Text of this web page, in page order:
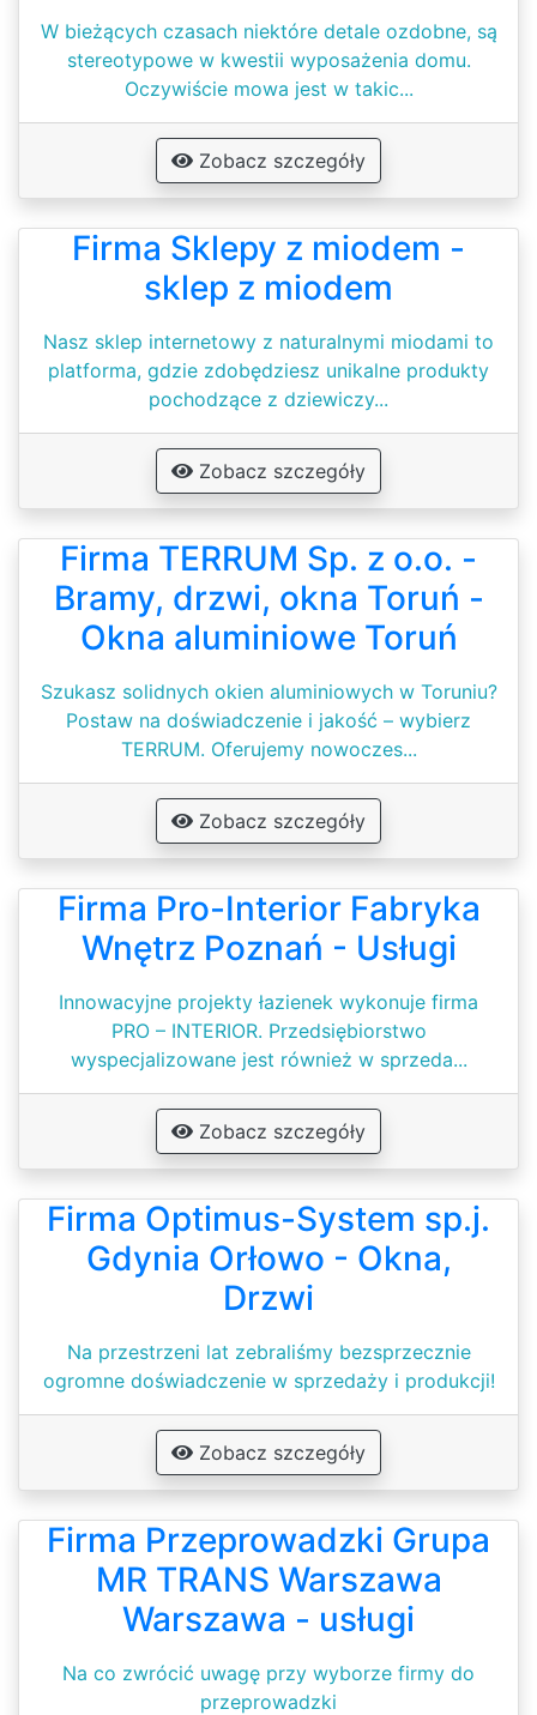
W bieżących czasach niektóre detale ozdobne, są
stereotypowe w kwestii wyposażenia domu.
Oczywiście mowa jest w takic...
Zobacz szczegóły
Firma Sklepy z miodem -
sklep z miodem
Nasz sklep internetowy z naturalnymi miodami to
platforma, gdzie zdobędziesz unikalne produkty
pochodzące z dziewiczy...
Zobacz szczegóły
Firma TERRUM Sp. z o.o. -
Bramy, drzwi, okna Toruń -
Okna aluminiowe Toruń
Szukasz solidnych okien aluminiowych w Toruniu?
Postaw na doświadczenie i jakość – wybierz
TERRUM. Oferujemy nowoczes...
Zobacz szczegóły
Firma Pro-Interior Fabryka
Wnętrz Poznań - Usługi
Innowacyjne projekty łazienek wykonuje firma
PRO – INTERIOR. Przedsiębiorstwo
wyspecjalizowane jest również w sprzeda...
Zobacz szczegóły
Firma Optimus-System sp.j.
Gdynia Orłowo - Okna,
Drzwi
Na przestrzeni lat zebraliśmy bezsprzecznie
ogromne doświadczenie w sprzedaży i produkcji!
Zobacz szczegóły
Firma Przeprowadzki Grupa
MR TRANS Warszawa
Warszawa - usługi
Na co zwrócić uwagę przy wyborze firmy do
przeprowadzki